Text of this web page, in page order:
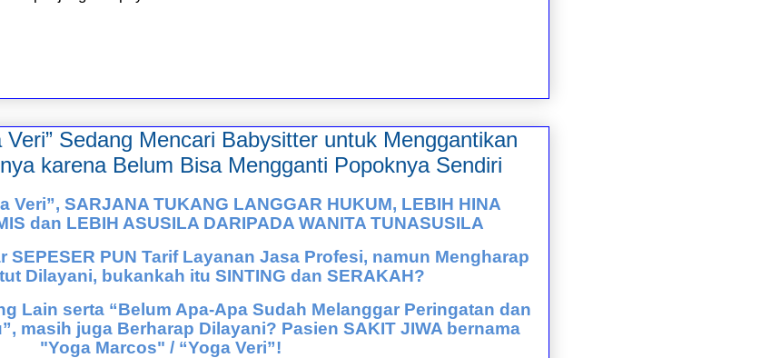
Veri” Sedang Mencari Babysitter untuk Menggantikan
karena Belum Bisa Mengganti Popoknya Sendiri
Veri”, SARJANA TUKANG LANGGAR HUKUM, LEBIH HINA
dan LEBIH ASUSILA DARIPADA WANITA TUNASUSILA
SEPESER PUN Tarif Layanan Jasa Profesi, namun Mengharap
Dilayani, bukankah itu SINTING dan SERAKAH?
Lain serta “Belum Apa-Apa Sudah Melanggar Peringatan dan
masih juga Berharap Dilayani? Pasien SAKIT JIWA bernama
"Yoga Marcos" / “Yoga Veri”!